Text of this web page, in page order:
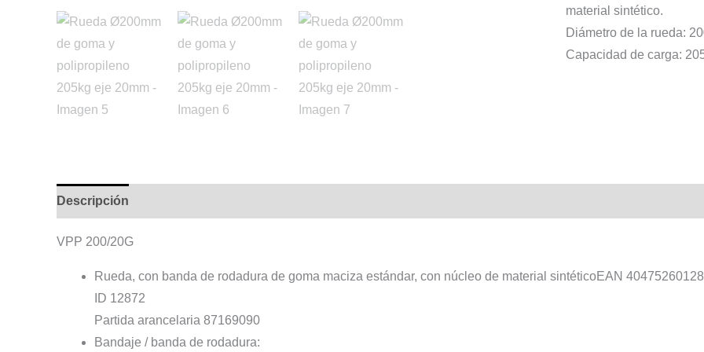
material sintético.
Diámetro de la rueda:
Capacidad de carga:
Descripción
VPP 200/20G
Rueda, con banda de rodadura de goma maciza estándar, con núcleo de material sintéticoEAN
ID 12872
Partida arancelaria 87169090
Bandaje / banda de rodadura: